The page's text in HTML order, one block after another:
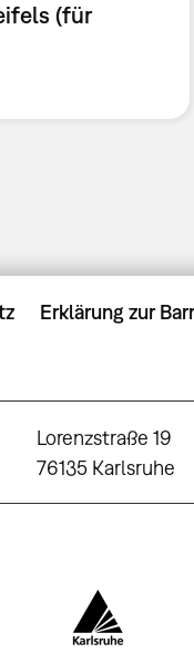
(für
Erklärung zur
Lorenzstraße 19
76135 Karlsruhe